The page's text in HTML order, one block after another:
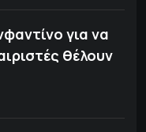
για να
θέλουν